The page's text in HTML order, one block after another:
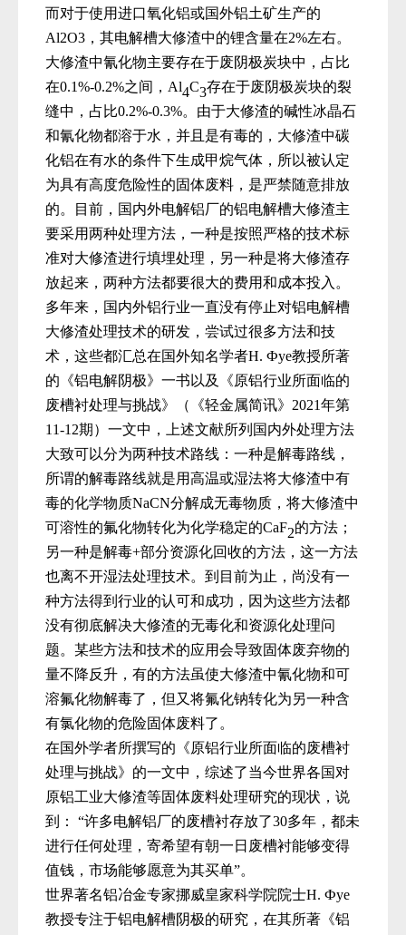
而对于使用进口氧化铝或国外铝土矿生产的
Al2O3 ，其电解槽大修渣中的锂含量在2%左右。
大修渣中氰化物主要存在于废阴极炭块中，占比
在0.1%-0.2%之间， Al4C3存在于废阴极炭块的裂
缝中，占比0.2%-0.3%。由于大修渣的碱性冰晶石
和氰化物都溶于水，并且是有毒的，大修渣中碳
化铝在有水的条件下生成甲烷气体，所以被认定
为具有高度危险性的固体废料，是严禁随意排放
的。目前，国内外电解铝厂的铝电解槽大修渣主
要采用两种处理方法，一种是按照严格的技术标
准对大修渣进行填埋处理，另一种是将大修渣存
放起来，两种方法都要很大的费用和成本投入。
多年来，国内外铝行业一直没有停止对铝电解槽
大修渣处理技术的研发，尝试过很多方法和技
术，这些都汇总在国外知名学者H. Фye教授所著
的《铝电解阴极》一书以及《原铝行业所面临的
废槽衬处理与挑战》（
《轻金属简讯》 2021年第
11-12期 ）一文中，上述文献所列国内外处理方法
大致可以分为两种技术路线： 一种是解毒路线，
所谓的解毒路线就是用高温或湿法将大修渣中有
毒的化学物质NaCN分解成无毒物质，将大修渣中
可溶性的氟化物转化为化学稳定的CaF2的方法；
另一种是解毒+部分资源化回收的方法，这一方法
也离不开湿法处理技术。到目前为止， 尚没有一
种方法得到行业的认可和成功，因为这些方法都
没有彻底解决大修渣的无毒化和资源化处理问
题。某些方法和技术的应用会导致固体废弃物的
量不降反升，有的方法虽使大修渣中氰化物和可
溶氟化物解毒了，但又将氟化钠转化为另一种含
有氯化物的危险固体废料了。
在国外学者所撰写的《原铝行业所面临的废槽衬
处理与挑战》的一文中，综述了当今世界各国对
原铝工业大修渣等固体废料处理研究的现状，说
到：
“许多电解铝厂的废槽衬存放了30多年，都未
进行任何处理，寄希望有朝一日废槽衬能够变得
值钱，市场能够愿意为其买单”。
世界著名铝冶金专家挪威皇家科学院院士H. Фye
教授专注于铝电解槽阴极的研究，在其所著《铝